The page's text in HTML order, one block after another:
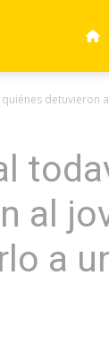
detuvieron
al
a